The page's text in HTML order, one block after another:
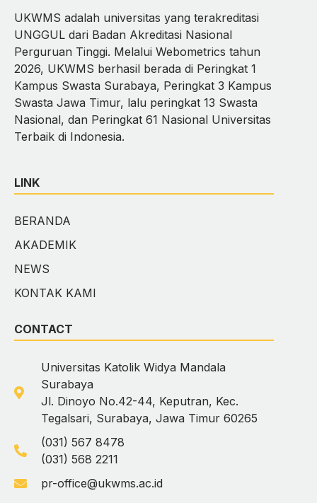
UKWMS adalah universitas yang terakreditasi
UNGGUL dari Badan Akreditasi Nasional
Perguruan Tinggi. Melalui Webometrics tahun
2026, UKWMS berhasil berada di Peringkat 1
Kampus Swasta Surabaya, Peringkat 3 Kampus
Swasta Jawa Timur, lalu peringkat 13 Swasta
Nasional, dan Peringkat 61 Nasional Universitas
Terbaik di Indonesia.
LINK
BERANDA
AKADEMIK
NEWS
KONTAK KAMI
CONTACT
Universitas Katolik Widya Mandala
Surabaya
Jl. Dinoyo No.42-44, Keputran, Kec.
Tegalsari, Surabaya, Jawa Timur 60265
(031) 567 8478
(031) 568 2211
pr-office@ukwms.ac.id